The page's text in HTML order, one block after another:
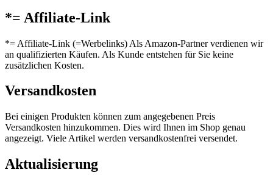
*= Affiliate-Link
*= Affiliate-Link (=Werbelinks) Als Amazon-Partner verdienen wir
an qualifizierten Käufen. Als Kunde entstehen für Sie keine
zusätzlichen Kosten.
Versandkosten
Bei einigen Produkten können zum angegebenen Preis
Versandkosten hinzukommen. Dies wird Ihnen im Shop genau
angezeigt. Viele Artikel werden versandkostenfrei versendet.
Aktualisierung